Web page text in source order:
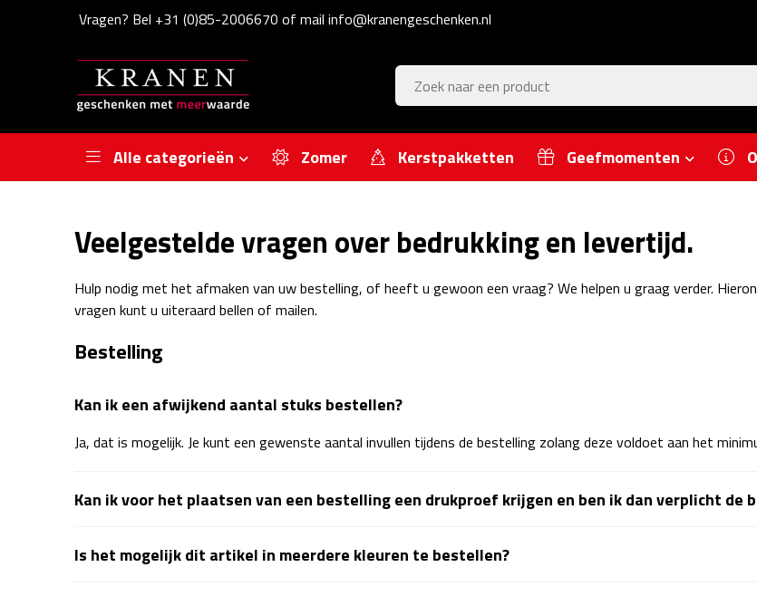
Vragen? Bel +31 (0)85-2006670 of mail info@kranengeschenken.nl
Alle categorieën Zomer Kerstpakketten Geefmomenten
Veelgestelde vragen over bedrukking en levertijd.
Hulp nodig met het afmaken van uw bestelling, of heeft u gewoon een vraag? We helpen u graag verder.
vragen kunt u uiteraard bellen of mailen.
Bestelling
Kan ik een afwijkend aantal stuks bestellen?
Ja, dat is mogelijk. Je kunt een gewenste aantal invullen tijdens de bestelling zolang deze voldoet aan het
Kan ik voor het plaatsen van een bestelling een drukproef krijgen en ben ik dan verplicht de
Is het mogelijk dit artikel in meerdere kleuren te bestellen?